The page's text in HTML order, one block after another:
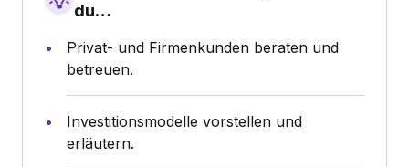
du…
Privat- und Firmenkunden beraten und
betreuen.
Investitionsmodelle vorstellen und
erläutern.